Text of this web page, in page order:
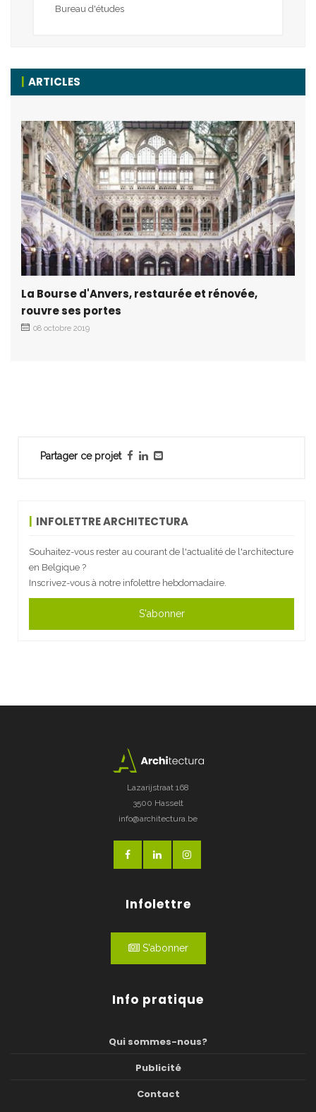
Partager ce projet
INFOLETTRE ARCHITECTURA
Souhaitez-vous rester au courant de l'actualité de l'architecture
en Belgique ?
Inscrivez-vous à notre infolettre hebdomadaire.
S'abonner
Bureau d'études
ARTICLES
La Bourse d'Anvers, restaurée et rénovée,
rouvre ses portes
08 octobre 2019
Lazarijstraat 168
3500 Hasselt
info@architectura.be
Infolettre
S'abonner
Info pratique
Qui sommes-nous?
Publicité
Contact